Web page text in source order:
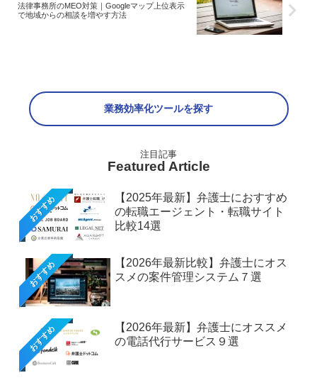
法律事務所のMEO対策｜Googleマップ上位表示
で地域からの相談を増やす方法
業務効率化ツールを探す
Featured Article
おすすめ
【2025年最新】弁護士におすすめ
の転職エージェント・転職サイト
比較14選
おすすめ
【2026年最新比較】弁護士にオス
スメの案件管理システム７選
おすすめ
【2026年最新】弁護士にオススメ
の電話代行サービス９選